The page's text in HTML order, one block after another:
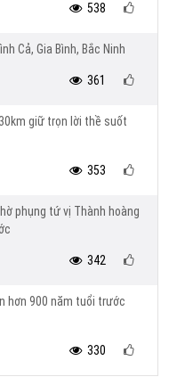
538
Cả, Gia Bình, Bắc Ninh
361
giữ trọn lời thề suốt
353
phụng tứ vị Thành hoàng
342
hơn 900 năm tuổi trước
330